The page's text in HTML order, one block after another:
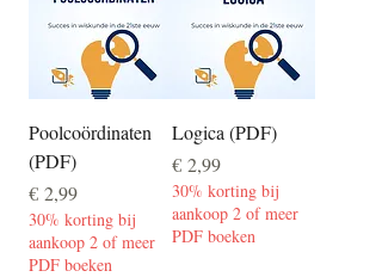
Poolcoördinaten
(PDF)
Prijs
€ 2,99
30% korting bij
aankoop 2 of meer
PDF boeken
Logica (PDF)
Prijs
€ 2,99
30% korting bij
aankoop 2 of meer
PDF boeken